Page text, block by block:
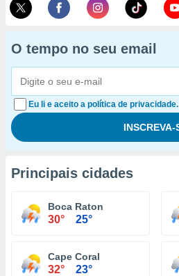
O tempo no seu email
Eu li e aceito a política de privacidade.
Principais cidades
Boca Raton
30° 25°
Cape Coral
32° 23°